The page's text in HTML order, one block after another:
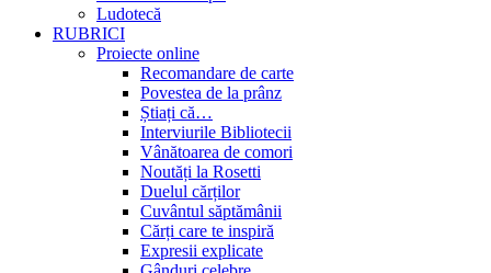
Ludotecă
RUBRICI
Proiecte online
Recomandare de carte
Povestea de la prânz
Știați că…
Interviurile Bibliotecii
Vânătoarea de comori
Noutăți la Rosetti
Duelul cărților
Cuvântul săptămânii
Cărți care te inspiră
Expresii explicate